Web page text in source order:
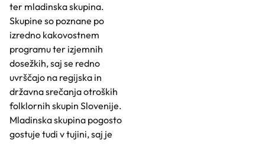
ter mladinska skupina.
Skupine so poznane po
izredno kakovostnem
programu ter izjemnih
dosežkih, saj se redno
uvrščajo na regijska in
državna srečanja otroških
folklornih skupin Slovenije.
Mladinska skupina pogosto
gostuje tudi v tujini, saj je